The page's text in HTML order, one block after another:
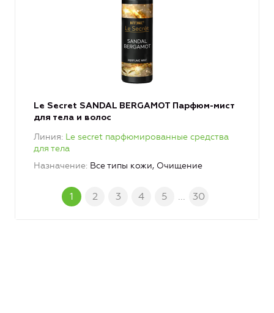
Le Secret SANDAL BERGAMOT Парфюм-мист
для тела и волос
Линия Le secret парфюмированные средства
для тела
Назначение Все типы кожи, Очищение
1 2 3 4 5 ... 30